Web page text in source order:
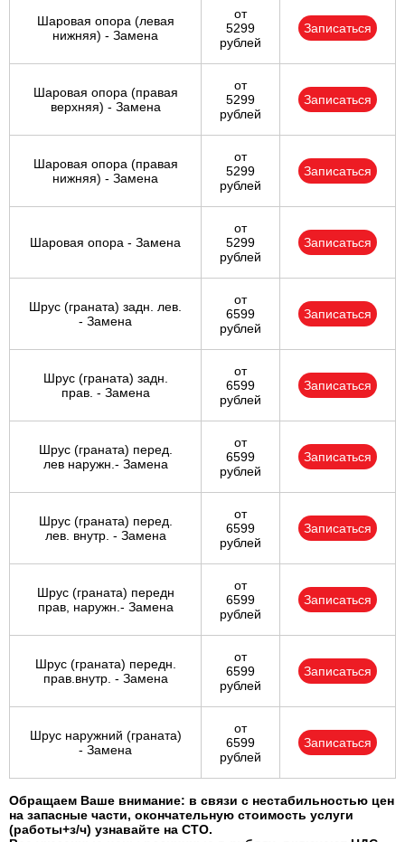
Шаровая опора (левая
нижняя) - Замена
от
5299
рублей
Записаться
Шаровая опора (правая
верхняя) - Замена
от
5299
рублей
Записаться
Шаровая опора (правая
нижняя) - Замена
от
5299
рублей
Записаться
Шаровая опора - Замена
от
5299
рублей
Записаться
Шрус (граната) задн. лев.
- Замена
от
6599
рублей
Записаться
Шрус (граната) задн.
прав. - Замена
от
6599
рублей
Записаться
Шрус (граната) перед.
лев наружн.- Замена
от
6599
рублей
Записаться
Шрус (граната) перед.
лев. внутр. - Замена
от
6599
рублей
Записаться
Шрус (граната) передн
прав, наружн.- Замена
от
6599
рублей
Записаться
Шрус (граната) передн.
прав.внутр. - Замена
от
6599
рублей
Записаться
Шрус наружний (граната)
- Замена
от
6599
рублей
Записаться
Обращаем Ваше внимание: в связи с нестабильностью цен
на запасные части, окончательную стоимость услуги
(работы+з/ч) узнавайте на СТО.